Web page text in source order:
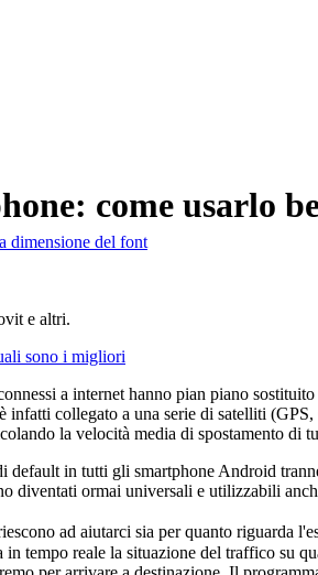
come usarlo
dimensione del font
e altri.
a internet hanno pian piano
collegato a una serie di satelliti
la velocità media di spostamento di
default in tutti gli smartphone Android
diventati ormai universali e utilizzabili
ad aiutarci sia per quanto riguarda
tempo reale la situazione del traffico su